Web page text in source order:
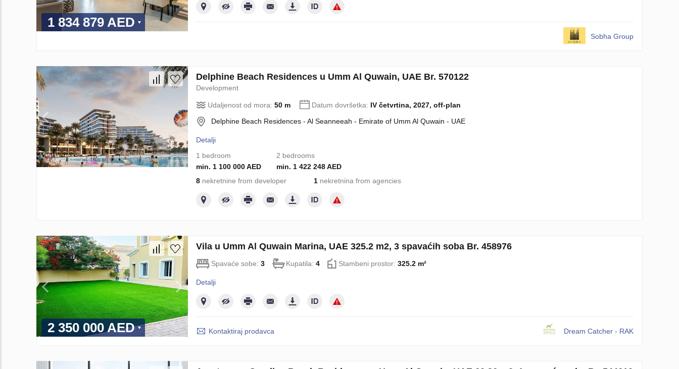
1 834 879 AED
Sobha Group
Delphine Beach Residences u Umm Al Quwain, UAE Br. 570122
Development
Udaljenost od mora: 50 m Datum dovršetka: IV četvrtina, 2027, off-plan
Delphine Beach Residences - Al Seanneeah - Emirate of Umm Al Quwain - UAE
Detalji
1 bedroom
min. 1 100 000 AED
2 bedrooms
min. 1 422 248 AED
8nekretnine from developer 1nekretnina from agencies
2 350 000 AED
Vila u Umm Al Quwain Marina, UAE 325.2 m2, 3 spavaćih soba Br. 458976
Spavaće sobe: 3 Kupatila: 4 Stambeni prostor: 325.2 m²
Detalji
Kontaktiraj prodavca Dream Catcher - RAK